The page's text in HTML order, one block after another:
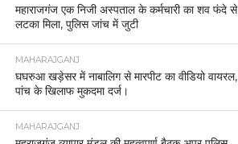
महाराजगंज एक निजी अस्पताल के कर्मचारी का शव फंदे से
लटका मिला, पुलिस जांच में जुटी
MAHARAJGANJ
घघरुआ खड़ेसर में नाबालिग से मारपीट का वीडियो वायरल,
पांच के खिलाफ मुकदमा दर्ज।
MAHARAJGANJ